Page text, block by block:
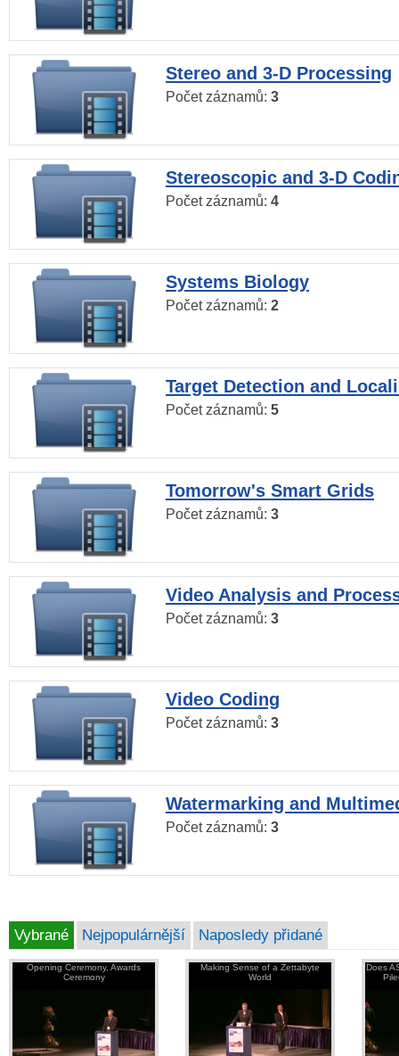
Stereo and 3-D Processing
Počet záznamů: 3
Stereoscopic and 3-D
Počet záznamů: 4
Systems Biology
Počet záznamů: 2
Target Detection and
Počet záznamů: 5
Tomorrow's Smart Grids
Počet záznamů: 3
Video Analysis and
Počet záznamů: 3
Video Coding
Počet záznamů: 3
Watermarking and
Počet záznamů: 3
Vybrané Nejpopulárnější Naposledy přidané
Opening Ceremony, Awards
Ceremony
Making Sense of a Zettabyte
World
Does